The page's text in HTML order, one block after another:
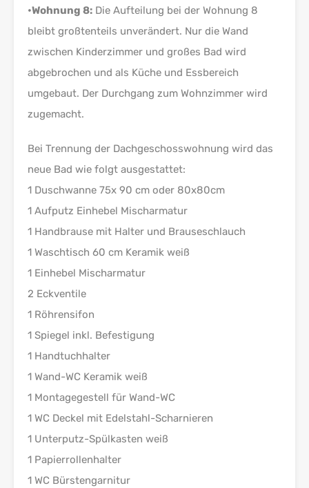
•Wohnung 8: Die Aufteilung bei der Wohnung 8
bleibt großtenteils unverändert. Nur die Wand
zwischen Kinderzimmer und großes Bad wird
abgebrochen und als Küche und Essbereich
umgebaut. Der Durchgang zum Wohnzimmer wird
zugemacht.
Bei Trennung der Dachgeschosswohnung wird das
neue Bad wie folgt ausgestattet:
1 Duschwanne 75x 90 cm oder 80x80cm
1 Aufputz Einhebel Mischarmatur
1 Handbrause mit Halter und Brauseschlauch
1 Waschtisch 60 cm Keramik weiß
1 Einhebel Mischarmatur
2 Eckventile
1 Röhrensifon
1 Spiegel inkl. Befestigung
1 Handtuchhalter
1 Wand-WC Keramik weiß
1 Montagegestell für Wand-WC
1 WC Deckel mit Edelstahl-Scharnieren
1 Unterputz-Spülkasten weiß
1 Papierrollenhalter
1 WC Bürstengarnitur